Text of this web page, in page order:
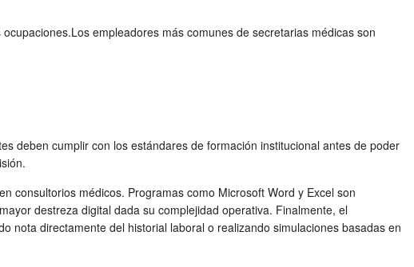
empleadores más comunes de secretarias médicas son
deben cumplir con los estándares de formación institucional antes de poder
consultorios médicos. Programas como Microsoft Word y Excel son
destreza digital dada su complejidad operativa. Finalmente, el
nota directamente del historial laboral o realizando simulaciones basadas en